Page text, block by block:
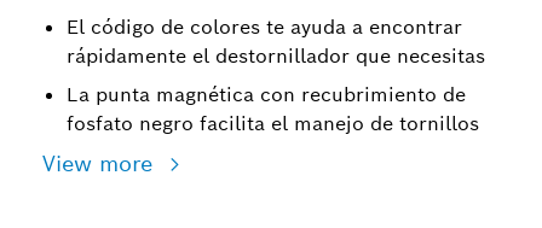
El código de colores te ayuda a encontrar
rápidamente el destornillador que necesitas
La punta magnética con recubrimiento de
fosfato negro facilita el manejo de tornillos
View more